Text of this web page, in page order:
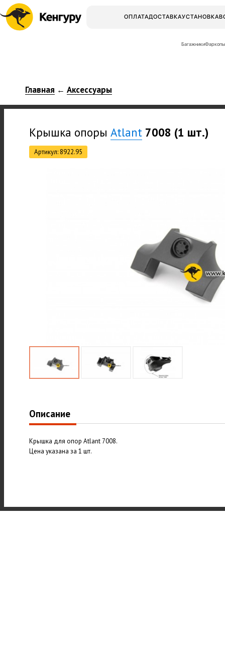
ОПЛАТАДОСТАВКАУСТАНОВКА
БагажникиФаркопы
Главная ← Аксессуары
Крышка опоры Atlant 7008 (1 шт.)
Артикул: 8922.95
Описание
Крышка для опор Atlant 7008.
Цена указана за 1 шт.